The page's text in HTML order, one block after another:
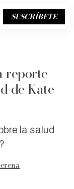
SUSCRÍBETE
reporte
de Kate
la salud